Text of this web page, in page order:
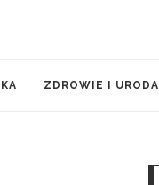
ZDROWIE I URODA